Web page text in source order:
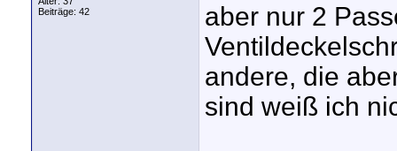
Beiträge: 42
aber nur 2
andere, die
sind weiß ich